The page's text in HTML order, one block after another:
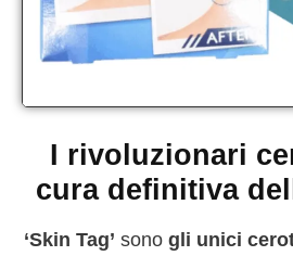
I rivoluzionari
cura definitiva
‘Skin Tag’ sono gli unici